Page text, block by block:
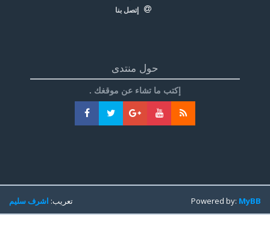
إتصل بنا
حول منتدى
إكتب ما تشاء عن موقغك .
تعريب:اشرف سليم Powered by:MyBB